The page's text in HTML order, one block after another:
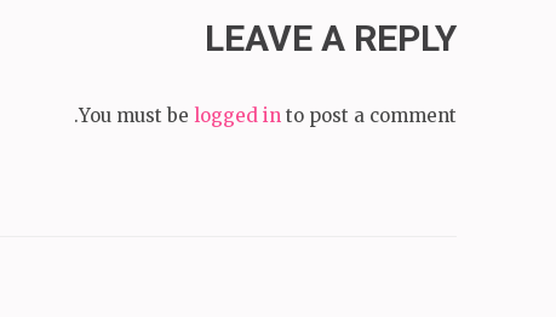
LEAVE A REPLY
You must be logged in to post a comment.